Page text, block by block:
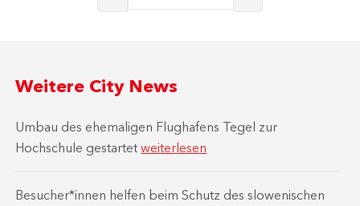
Weitere City News
Umbau des ehemaligen Flughafens Tegel zur
Hochschule gestartetweiterlesen
Besucher*innen helfen beim Schutz des slowenischen